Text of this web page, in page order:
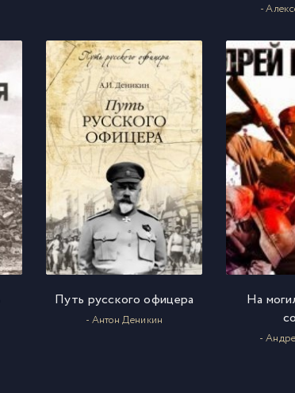
-
Путь русского офицера
- Антон Деникин
На
-